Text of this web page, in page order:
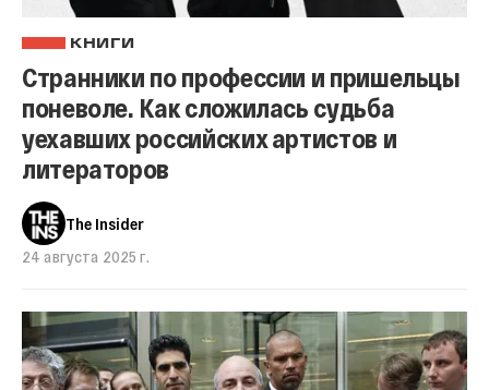
КНИГИ
Странники по профессии и пришельцы
поневоле. Как сложилась судьба
уехавших российских артистов и
литераторов
The Insider
24 августа 2025 г.